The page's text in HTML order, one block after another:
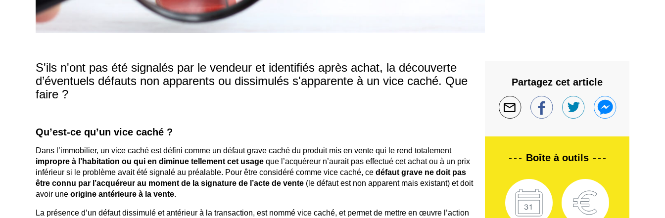
S'ils n'ont pas été signalés par le vendeur et identifiés après achat, la découverte
d’éventuels défauts non apparents ou dissimulés s'apparente à un vice caché. Que
faire ?
Qu’est-ce qu’un vice caché ?
Dans l’immobilier, un vice caché est défini comme un défaut grave caché du produit mis en vente qui le rend totalement
impropre à l’habitation ou qui en diminue tellement cet usage que l’acquéreur n’aurait pas effectué cet achat ou à un prix
inférieur si le problème avait été signalé au préalable. Pour être considéré comme vice caché, ce défaut grave ne doit pas
être connu par l’acquéreur au moment de la signature de l’acte de vente (le défaut est non apparent mais existant) et doit
avoir une origine antérieure à la vente.
La présence d’un défaut dissimulé et antérieur à la transaction, est nommé vice caché, et permet de mettre en œuvre l’action
Partagez cet article
Boîte à outils